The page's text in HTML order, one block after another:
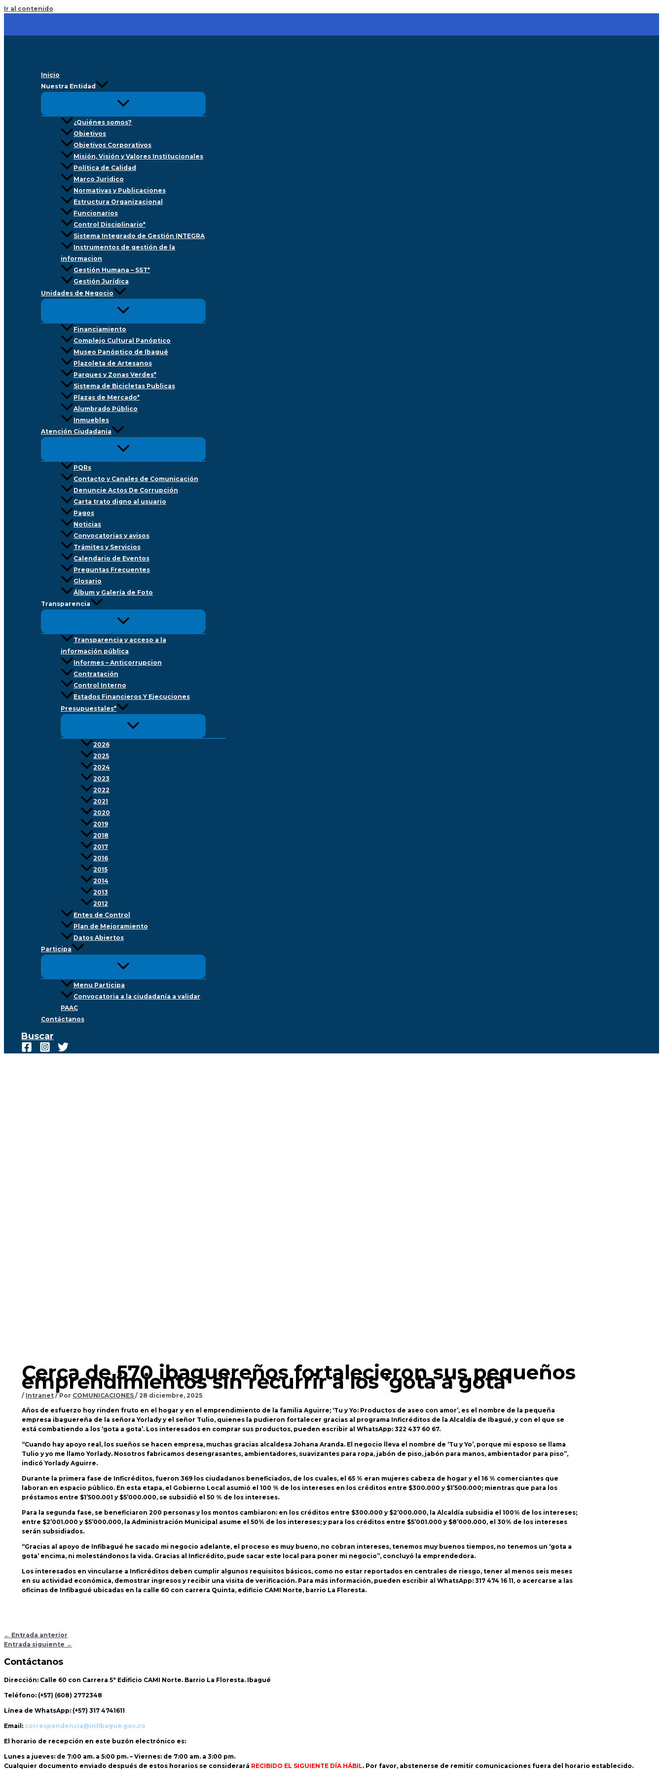
Ir al contenido
Inicio
Nuestra Entidad
¿Quiénes somos?
Objetivos
Objetivos Corporativos
Misión, Visión y Valores Institucionales
Política de Calidad
Marco Juridico
Normativas y Publicaciones
Estructura Organizacional
Funcionarios
Control Disciplinario*
Sistema Integrado de Gestión INTEGRA
Instrumentos de gestión de la
informacion
Gestión Humana – SST*
Gestión Jurídica
Unidades de Negocio
Financiamiento
Complejo Cultural Panóptico
Museo Panóptico de Ibagué
Plazoleta de Artesanos
Parques y Zonas Verdes*
Sistema de Bicicletas Publicas
Plazas de Mercado*
Alumbrado Público
Inmuebles
Atención Ciudadania
PQRs
Contacto y Canales de Comunicación
Denuncie Actos De Corrupción
Carta trato digno al usuario
Pagos
Noticias
Convocatorias y avisos
Trámites y Servicios
Calendario de Eventos
Preguntas Frecuentes
Glosario
Álbum y Galería de Foto
Transparencia
Transparencia y acceso a la
información pública
Informes – Anticorrupcion
Contratación
Control Interno
Estados Financieros Y Ejecuciones
Presupuestales*
2026
2025
2024
2023
2022
2021
2020
2019
2018
2017
2016
2015
2014
2013
2012
Entes de Control
Plan de Mejoramiento
Datos Abiertos
Participa
Menu Participa
Convocatoria a la ciudadanía a validar
PAAC
Contáctanos
Buscar
Cerca de 570 ibaguereños fortalecieron sus pequeños
emprendimientos sin recurrir a los ‘gota a gota’
/ Intranet / Por COMUNICACIONES / 28 diciembre, 2025
Años de esfuerzo hoy rinden fruto en el hogar y en el emprendimiento de la familia Aguirre; ‘Tu y Yo: Productos de aseo con amor’, es el nombre de la pequeña
empresa ibaguereña de la señora Yorlady y el señor Tulio, quienes la pudieron fortalecer gracias al programa Inficréditos de la Alcaldía de Ibagué, y con el que se
está combatiendo a los ‘gota a gota’. Los interesados en comprar sus productos, pueden escribir al WhatsApp: 322 437 60 67.
“Cuando hay apoyo real, los sueños se hacen empresa, muchas gracias alcaldesa Johana Aranda. El negocio lleva el nombre de ‘Tu y Yo’, porque mi esposo se llama
Tulio y yo me llamo Yorlady. Nosotros fabricamos desengrasantes, ambientadores, suavizantes para ropa, jabón de piso, jabón para manos, ambientador para piso”,
indicó Yorlady Aguirre.
Durante la primera fase de Inficréditos, fueron 369 los ciudadanos beneficiados, de los cuales, el 65 % eran mujeres cabeza de hogar y el 16 % comerciantes que
laboran en espacio público. En esta etapa, el Gobierno Local asumió el 100 % de los intereses en los créditos entre $300.000 y $1’500.000; mientras que para los
préstamos entre $1’500.001 y $5’000.000, se subsidió el 50 % de los intereses.
Para la segunda fase, se beneficiaron 200 personas y los montos cambiaron: en los créditos entre $300.000 y $2’000.000, la Alcaldía subsidia el 100% de los intereses;
entre $2’001.000 y $5’000.000, la Administración Municipal asume el 50% de los intereses; y para los créditos entre $5’001.000 y $8’000.000, el 30% de los intereses
serán subsidiados.
“Gracias al apoyo de Infibagué he sacado mi negocio adelante, el proceso es muy bueno, no cobran intereses, tenemos muy buenos tiempos, no tenemos un ‘gota a
gota’ encima, ni molestándonos la vida. Gracias al Inficrédito, pude sacar este local para poner mi negocio”, concluyó la emprendedora.
Los interesados en vincularse a Inficréditos deben cumplir algunos requisitos básicos, como no estar reportados en centrales de riesgo, tener al menos seis meses
en su actividad económica, demostrar ingresos y recibir una visita de verificación. Para más información, pueden escribir al WhatsApp: 317 474 16 11, o acercarse a las
oficinas de Infibagué ubicadas en la calle 60 con carrera Quinta, edificio CAMI Norte, barrio La Floresta.
← Entrada anterior
Entrada siguiente →
Contáctanos
Dirección: Calle 60 con Carrera 5ª Edificio CAMI Norte. Barrio La Floresta. Ibagué
Teléfono: (+57) (608) 2772348
Línea de WhatsApp: (+57) 317 4741611
Email: correspondencia@infibague.gov.co
El horario de recepción en este buzón electrónico es:
Lunes a jueves: de 7:00 am. a 5:00 pm. – Viernes: de 7:00 am. a 3:00 pm.
Cualquier documento enviado después de estos horarios se considerará RECIBIDO EL SIGUIENTE DÍA HÁBIL. Por favor, abstenerse de remitir comunicaciones fuera del horario establecido.